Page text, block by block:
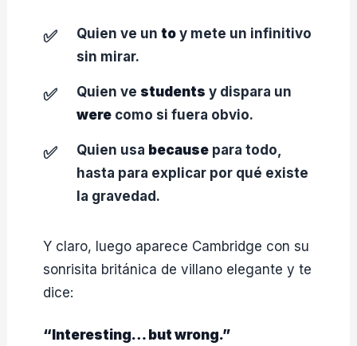
Quien ve unto y mete un infinitivo
sin mirar.
Quien ve students y dispara un
were como si fuera obvio.
Quien usa because para todo,
hasta para explicar por qué existe
la gravedad.
Y claro, luego aparece Cambridge con su
sonrisita británica de villano elegante y te
dice:
“Interesting… but wrong.”